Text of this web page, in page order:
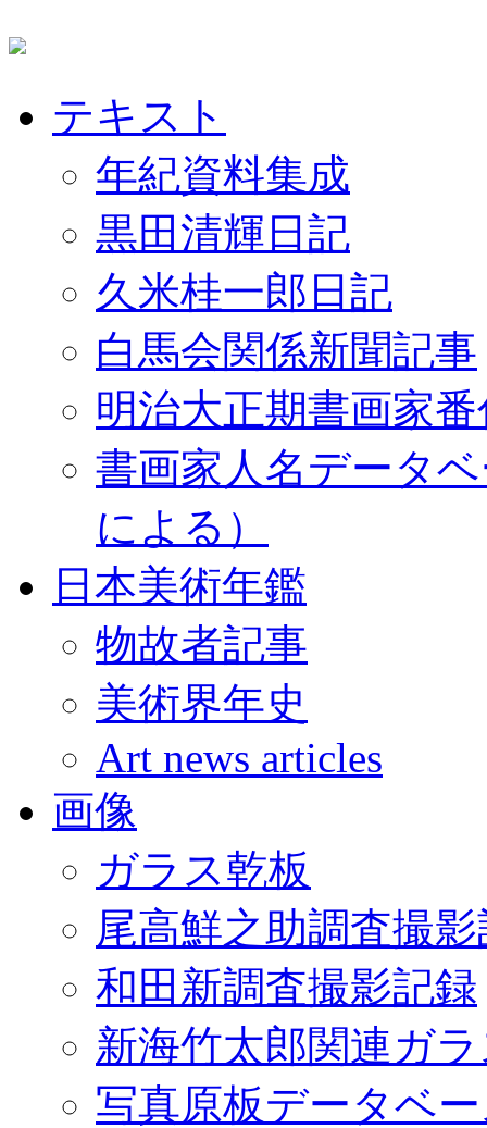
テキスト
年紀資料集成
黒田清輝日記
久米桂一郎日記
白馬会関係新聞記事
明治大正期書画家
書画家人名データ
による）
日本美術年鑑
物故者記事
美術界年史
Art news articles
画像
ガラス乾板
尾高鮮之助調査撮
和田新調査撮影記録
新海竹太郎関連ガ
写真原板データベ